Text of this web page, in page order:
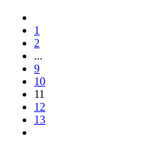
1
2
...
9
10
11
12
13